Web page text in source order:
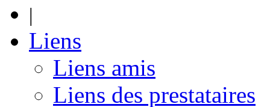
|
Liens
Liens amis
Liens des prestataires